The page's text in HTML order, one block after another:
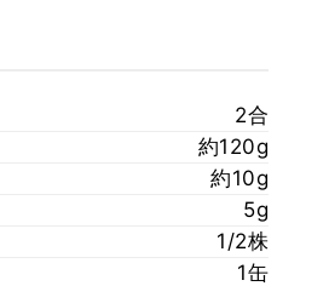
2合
約120g
約10g
5g
1/2株
1缶